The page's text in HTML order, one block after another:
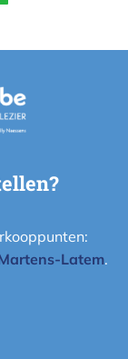
Latem.